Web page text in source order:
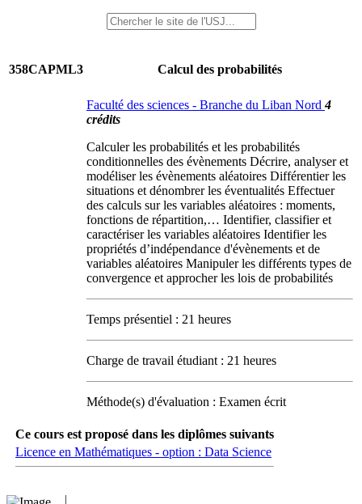
358CAPML3 Calcul des probabilités
Faculté des sciences - Branche du Liban Nord4
crédits
Calculer les probabilités et les probabilités
conditionnelles des évènements Décrire, analyser et
modéliser les évènements aléatoires Différentier les
situations et dénombrer les éventualités Effectuer
des calculs sur les variables aléatoires : moments,
fonctions de répartition,… Identifier, classifier et
caractériser les variables aléatoires Identifier les
propriétés d’indépendance d'évènements et de
variables aléatoires Manipuler les différents types de
convergence et approcher les lois de probabilités
Temps présentiel : 21 heures
Charge de travail étudiant : 21 heures
Méthode(s) d'évaluation : Examen écrit
Ce cours est proposé dans les diplômes suivants
Licence en Mathématiques - option : Data Science